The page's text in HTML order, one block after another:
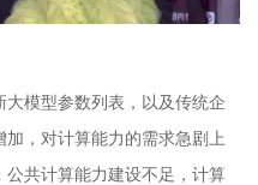
模型参数列表，以及传统企
，对计算能力的需求急剧上
共计算能力建设不足，计算